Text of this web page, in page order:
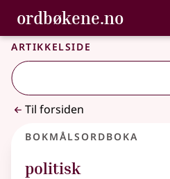
Gå til hovedinnhold
Tilgjengelighet
ordbøkene.no,
Bokmålsordboka og Nynorskordboka
Artikkelside
Til forsiden
Bokmålsordboka
politisk